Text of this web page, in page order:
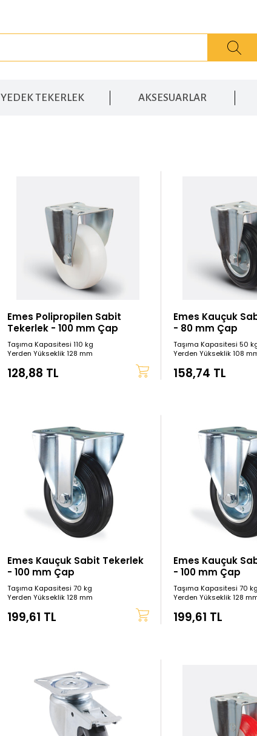
YEDEK TEKERLEK AKSESUARLAR
Emes Polipropilen Sabit
Tekerlek - 100 mm Çap
Taşıma Kapasitesi 110 kg
Yerden Yükseklik 128 mm
128,88 TL
Emes Kauçuk
- 80 mm Çap
Taşıma Kapasitesi 50
Yerden Yükseklik 108
158,74 TL
Emes Kauçuk Sabit Tekerlek
- 100 mm Çap
Taşıma Kapasitesi 70 kg
Yerden Yükseklik 128 mm
199,61 TL
Emes Kauçuk
- 100 mm Çap
Taşıma Kapasitesi 70 kg
Yerden Yükseklik 128
199,61 TL